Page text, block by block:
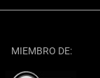
MIEMBRO DE: